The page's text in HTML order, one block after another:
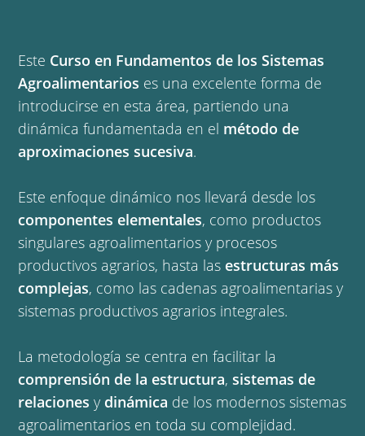
Este Curso en Fundamentos de los Sistemas
Agroalimentarios es una excelente forma de
introducirse en esta área, partiendo una
dinámica fundamentada en el método de
aproximaciones sucesiva.
Este enfoque dinámico nos llevará desde los
componentes elementales, como productos
singulares agroalimentarios y procesos
productivos agrarios, hasta las estructuras más
complejas, como las cadenas agroalimentarias y
sistemas productivos agrarios integrales.
La metodología se centra en facilitar la
comprensión de la estructura,sistemas de
relaciones y dinámica de los modernos sistemas
agroalimentarios en toda su complejidad.